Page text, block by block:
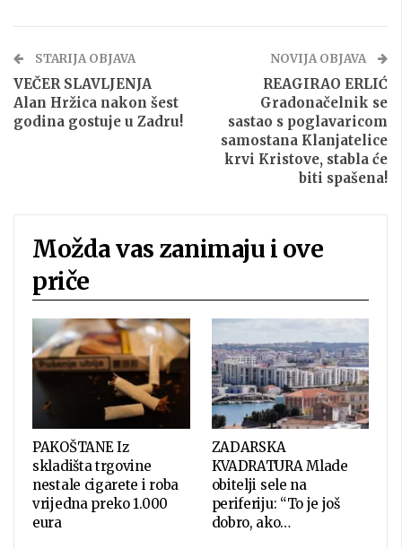
STARIJA OBJAVA
VEČER SLAVLJENJA
Alan Hržica nakon šest
godina gostuje u Zadru!
NOVIJA OBJAVA
REAGIRAO ERLIĆ
Gradonačelnik se
sastao s poglavaricom
samostana Klanjatelice
krvi Kristove, stabla će
biti spašena!
Možda vas zanimaju i ove
priče
PAKOŠTANE Iz
skladišta trgovine
nestale cigarete i roba
vrijedna preko 1.000
eura
ZADARSKA
KVADRATURA Mlade
obitelji sele na
periferiju: “To je još
dobro, ako…